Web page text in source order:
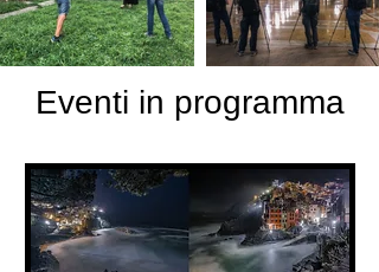
Eventi in programma